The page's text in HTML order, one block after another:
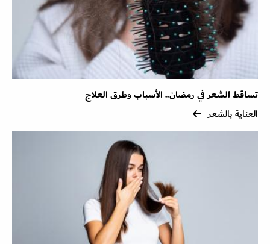
تساقط الشعر في رمضان.. الأسباب وطرق العلاج
العناية بالشعر